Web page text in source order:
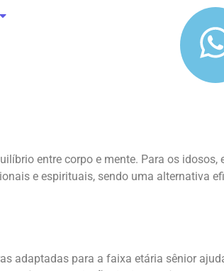
entre corpo e mente. Para os
e espirituais, sendo uma alternativa
adaptadas para a faixa etária sênior